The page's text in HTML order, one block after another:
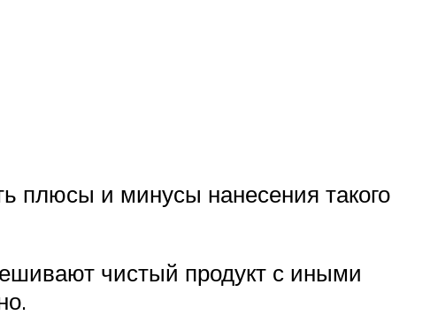
плюсы и минусы нанесения такого
чистый продукт с иными